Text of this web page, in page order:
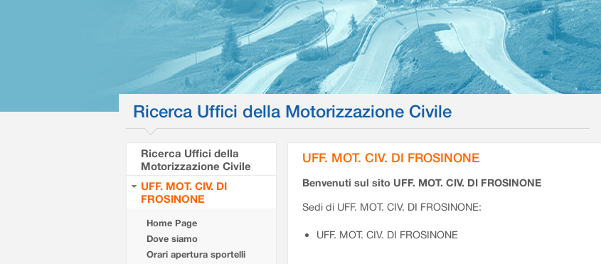
Ricerca Uffici della Motorizzazione Civile
Ricerca Uffici della
Motorizzazione Civile
UFF. MOT. CIV. DI
FROSINONE
Home Page
Dove siamo
Orari apertura sportelli
UFF. MOT. CIV. DI FROSINONE
Benvenuti sul sito UFF. MOT. CIV. DI FROSINONE
Sedi di UFF. MOT. CIV. DI FROSINONE:
UFF. MOT. CIV. DI FROSINONE